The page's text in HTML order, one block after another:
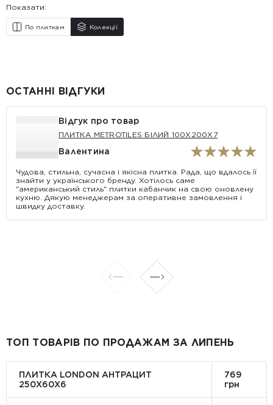
Показати:
По плиткам Колекції
ОСТАННІ ВІДГУКИ
Відгук про товар
ПЛИТКА METROTILES БІЛИЙ 100X200X7
Валентина
Чудова, стильна, сучасна і якісна плитка. Рада, що вдалось її
знайти у українського бренду. Хотілось саме
"американський стиль" плитки кабанчик на свою оновлену
кухню. Дякую менеджерам за оперативне замовлення і
швидку доставку.
ТОП ТОВАРІВ ПО ПРОДАЖАМ ЗА ЛИПЕНЬ
ПЛИТКА LONDON АНТРАЦИТ
250Х60Х6
769
грн